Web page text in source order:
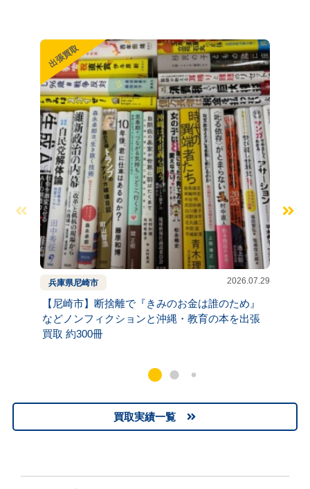
兵庫県尼崎市 2026.07.29
【尼崎市】断捨離で『きみのお金は誰のため』
などノンフィクションと沖縄・教育の本を出張
買取 約300冊
出張買取
買取実績一覧